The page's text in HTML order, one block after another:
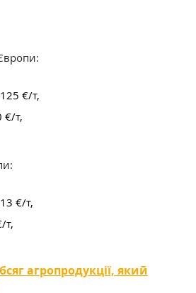
€/т,
€/т,
€/т,
/т,
агропродукції, який